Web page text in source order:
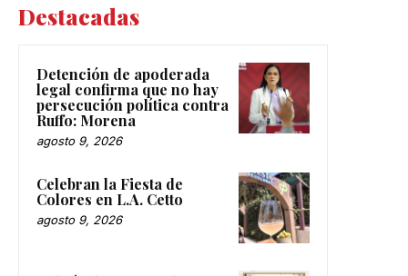
Destacadas
Detención de apoderada
legal confirma que no hay
persecución política contra
Ruffo: Morena
agosto 9, 2026
Celebran la Fiesta de
Colores en L.A. Cetto
agosto 9, 2026